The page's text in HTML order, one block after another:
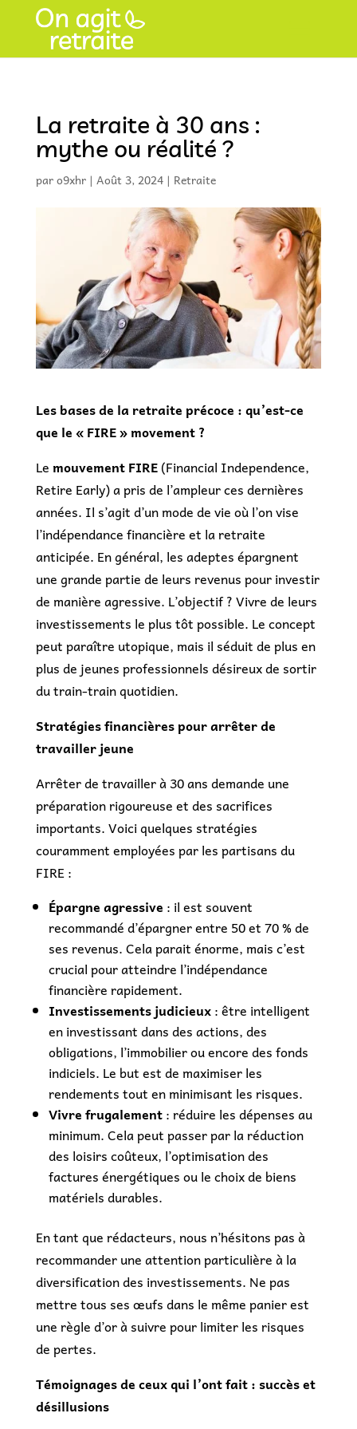
La retraite à 30 ans :
mythe ou réalité ?
paro9xhr| Août 3, 2024| Retraite
Les bases de la retraite précoce : qu’est-ce
que le « FIRE » movement ?
Le mouvement FIRE(Financial Independence,
Retire Early) a pris de l’ampleur ces dernières
années. Il s’agit d’un mode de vie où l’on vise
l’indépendance financière et la retraite
anticipée. En général, les adeptes épargnent
une grande partie de leurs revenus pour investir
de manière agressive. L’objectif ? Vivre de leurs
investissements le plus tôt possible. Le concept
peut paraître utopique, mais il séduit de plus en
plus de jeunes professionnels désireux de sortir
du train-train quotidien.
Stratégies financières pour arrêter de
travailler jeune
Arrêter de travailler à 30 ans demande une
préparation rigoureuse et des sacrifices
importants. Voici quelques stratégies
couramment employées par les partisans du
FIRE :
Épargne agressive : il est souvent
recommandé d’épargner entre 50 et 70 % de
ses revenus. Cela parait énorme, mais c’est
crucial pour atteindre l’indépendance
financière rapidement.
Investissements judicieux: être intelligent
en investissant dans des actions, des
obligations, l’immobilier ou encore des fonds
indiciels. Le but est de maximiser les
rendements tout en minimisant les risques.
Vivre frugalement: réduire les dépenses au
minimum. Cela peut passer par la réduction
des loisirs coûteux, l’optimisation des
factures énergétiques ou le choix de biens
matériels durables.
En tant que rédacteurs, nous n’hésitons pas à
recommander une attention particulière à la
diversification des investissements. Ne pas
mettre tous ses œufs dans le même panier est
une règle d’or à suivre pour limiter les risques
de pertes.
Témoignages de ceux qui l’ont fait : succès et
désillusions